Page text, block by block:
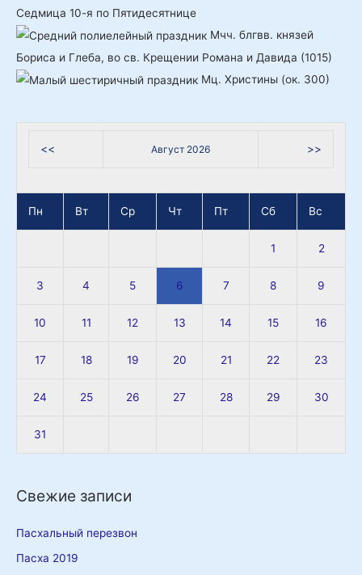
Седмица 10-я по Пятидесятнице
Мчч. блгвв. князей
Бориса и Глеба, во св. Крещении Романа и Давида (1015)
Мц. Христины (ок. 300)
<< Август 2026 >>
Пн Вт Ср Чт Пт Сб Вс
1 2
3 4 5 6 7 8 9
10 11 12 13 14 15 16
17 18 19 20 21 22 23
24 25 26 27 28 29 30
31
Свежие записи
Пасхальный перезвон
Пасха 2019